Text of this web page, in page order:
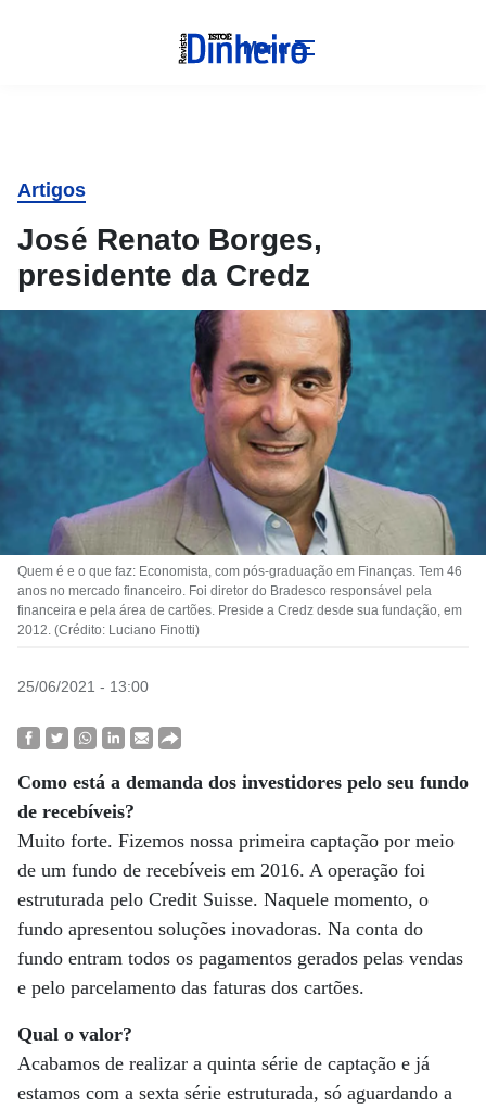
Menu
Artigos
José Renato Borges,
presidente da Credz
Quem é e o que faz: Economista, com pós-graduação em Finanças. Tem 46
anos no mercado financeiro. Foi diretor do Bradesco responsável pela
financeira e pela área de cartões. Preside a Credz desde sua fundação, em
2012. (Crédito: Luciano Finotti)
25/06/2021 - 13:00
Como está a demanda dos investidores pelo seu fundo
de recebíveis?
Muito forte. Fizemos nossa primeira captação por meio
de um fundo de recebíveis em 2016. A operação foi
estruturada pelo Credit Suisse. Naquele momento, o
fundo apresentou soluções inovadoras. Na conta do
fundo entram todos os pagamentos gerados pelas vendas
e pelo parcelamento das faturas dos cartões.
Qual o valor?
Acabamos de realizar a quinta série de captação e já
estamos com a sexta série estruturada, só aguardando a